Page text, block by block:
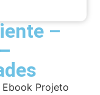
–
Projeto